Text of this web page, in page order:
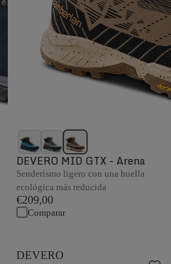
DEVERO MID GTX - Arena
Senderismo ligero con una huella
ecológica más reducida
€209,00
Comparar
DEVERO